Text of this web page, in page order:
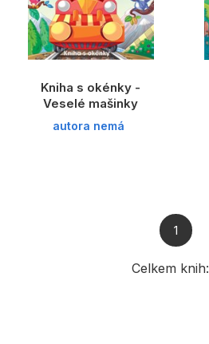
Kniha s okénky -
Veselé mašinky
autora nemá
Celkem knih:
1